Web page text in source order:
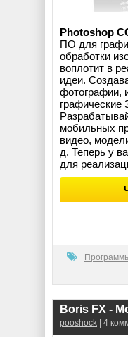
Photoshop
ПО для
обработки
воплотит в
идеи.
фотографии,
графические
мобильных
видео,
д. Теперь у
для
pooshock | 4